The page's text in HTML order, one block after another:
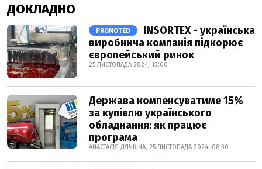
ДОКЛАДНО
PROMOTED
INSORTEX - українська
виробнича компанія підкорює
європейський ринок
25 ЛИСТОПАДА 2024, 13:00
Держава компенсуватиме 15%
за купівлю українського
обладнання: як працює
програма
АНАСТАСІЯ ДЯЧКІНА, 25 ЛИСТОПАДА 2024, 08:30